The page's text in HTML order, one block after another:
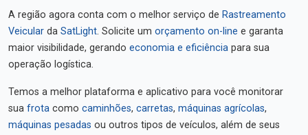
A região agora conta com o melhor serviço de Rastreamento
Veicular da SatLight. Solicite um orçamento on-line e garanta
maior visibilidade, gerando economia e eficiência para sua
operação logística.
Temos a melhor plataforma e aplicativo para você monitorar
sua frota como caminhões, carretas, máquinas agrícolas,
máquinas pesadas ou outros tipos de veículos, além de seus